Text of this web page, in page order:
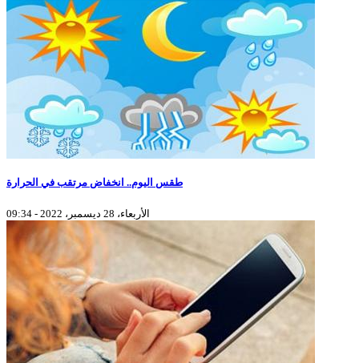
طقس اليوم.. انخفاض مرتقب في الحرارة
الأربعاء، 28 ديسمبر، 2022 - 09:34